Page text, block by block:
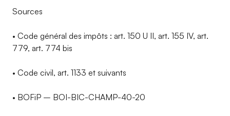
Sources
• Code général des impôts : art. 150 U II, art. 155 IV, art.
779, art. 774 bis
• Code civil, art. 1133 et suivants
• BOFiP – BOI-BIC-CHAMP-40-20